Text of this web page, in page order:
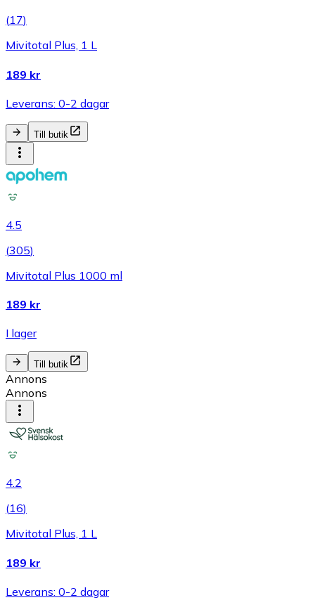
(17)
Mivitotal Plus, 1 L
189 kr
Leverans: 0-2 dagar
Till butik
4.5
(305)
Mivitotal Plus 1000 ml
189 kr
I lager
Till butik
Annons
Annons
4.2
(16)
Mivitotal Plus, 1 L
189 kr
Leverans: 0-2 dagar